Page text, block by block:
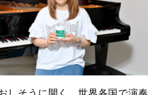
しそうに開く。世界各国で演奏